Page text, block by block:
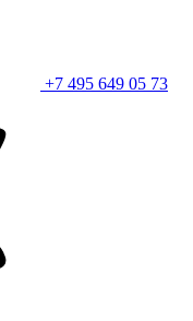
+7 495 649 05 73